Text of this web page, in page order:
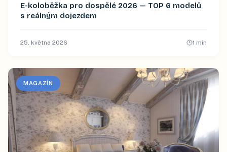
E-koloběžka pro dospělé 2026 — TOP 6 modelů
s reálným dojezdem
25. května 2026 1 min
MAGAZÍN